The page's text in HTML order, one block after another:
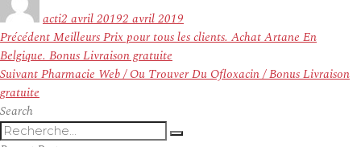
actile
2 avril 20192 avril 2019
Navigation
de
l’article
PrécédentArticle
précédent :
Meilleurs Prix pour tous les clients. Achat Artane En
Belgique. Bonus Livraison gratuite
SuivantArticle
Pharmacie Web / Ou Trouver Du Ofloxacin / Bonus Livraison
gratuite
Search
Recherche
Recherche